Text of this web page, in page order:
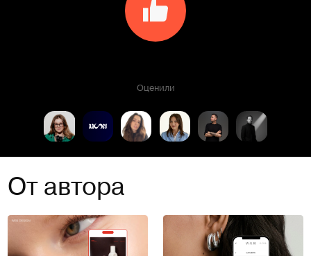
Оценили
От автора